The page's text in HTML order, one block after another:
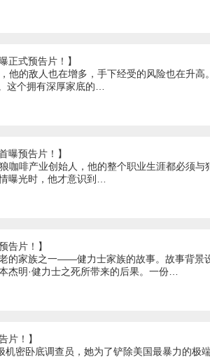
正式预告片！】
他的敌人也在增多，手下经受的风险也在升
个拥有深厚家底的…
曝预告片！】
咖啡产业创始人，他的整个职业生涯都必须与
曝光时，他才意识到…
告片！】
的家族之一——健力士家族的故事。故事背景
杰明·健力士之死所带来的后果。一份…
片！】
机密卧底调查员，她为了铲除美国最暴力的极